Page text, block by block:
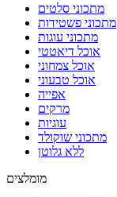
מתכוני סלטים
מתכוני פשטידות
מתכוני עוגות
אוכל דיאטטי
אוכל צמחוני
אוכל טבעוני
אפייה
מרקים
עוגיות
מתכוני שוקולד
ללא גלוטן
מומלצים